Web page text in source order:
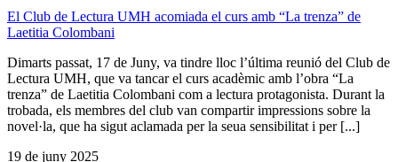
El Club de Lectura UMH acomiada el curs amb “La trenza” de
Laetitia Colombani
Dimarts passat, 17 de Juny, va tindre lloc l’última reunió del Club de
Lectura UMH, que va tancar el curs acadèmic amb l’obra “La
trenza” de Laetitia Colombani com a lectura protagonista. Durant la
trobada, els membres del club van compartir impressions sobre la
novel·la, que ha sigut aclamada per la seua sensibilitat i per [...]
19 de juny 2025